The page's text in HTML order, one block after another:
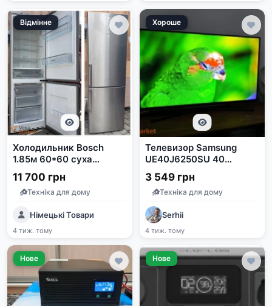
Відмінне
Холодильник Bosch
1.85м 60*60 суха
заморозка
11 700 грн
Техніка для дому
Німецькі Товари
4 тиж. тому
Хороше
Телевизор Samsung
UE40J6250SU 40
дюймов Full HD Smart
TV
3 549 грн
Техніка для дому
Serhii
4 тиж. тому
Нове Нове